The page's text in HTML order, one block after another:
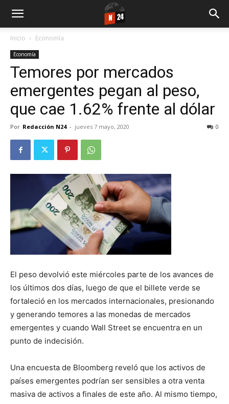
Inicio Economía
Economía
Temores por mercados
emergentes pegan al peso,
que cae 1.62% frente al dólar
Por Redacción N24 - jueves 7 mayo, 2020 0
El peso devolvió este miércoles parte de los avances de
los últimos dos días, luego de que el billete verde se
fortaleció en los mercados internacionales, presionando
y generando temores a las monedas de mercados
emergentes y cuando Wall Street se encuentra en un
punto de indecisión.
Una encuesta de Bloomberg reveló que los activos de
países emergentes podrían ser sensibles a otra venta
masiva de activos a finales de este año. Al mismo tiempo,